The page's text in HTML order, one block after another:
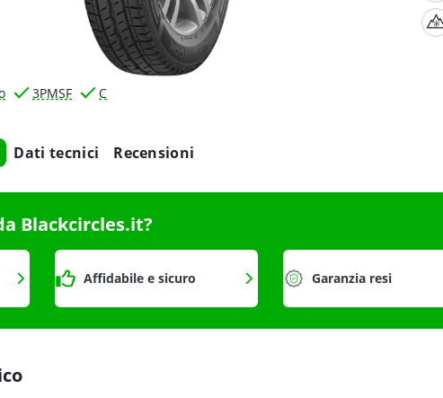
3PMSF C
Dati tecnici Recensioni
Blackcircles.it?
Affidabile e sicuro Garanzia resi